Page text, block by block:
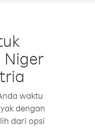
Niger
waktu
dengan
dari opsi